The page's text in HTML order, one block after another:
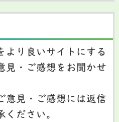
より良いサイトにする
見・ご感想をお聞かせ
意見・ご感想には返信
ください。